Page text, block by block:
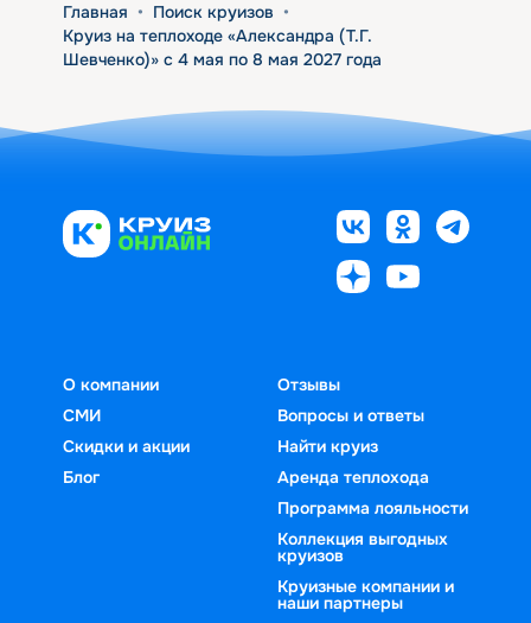
Главная • Поиск круизов •
Круиз на теплоходе «Александра (Т.Г.
Шевченко)» с 4 мая по 8 мая 2027 года
О компании
СМИ
Скидки и акции
Блог
Отзывы
Вопросы и ответы
Найти круиз
Аренда теплохода
Программа лояльности
Коллекция выгодных
круизов
Круизные компании и
наши партнеры